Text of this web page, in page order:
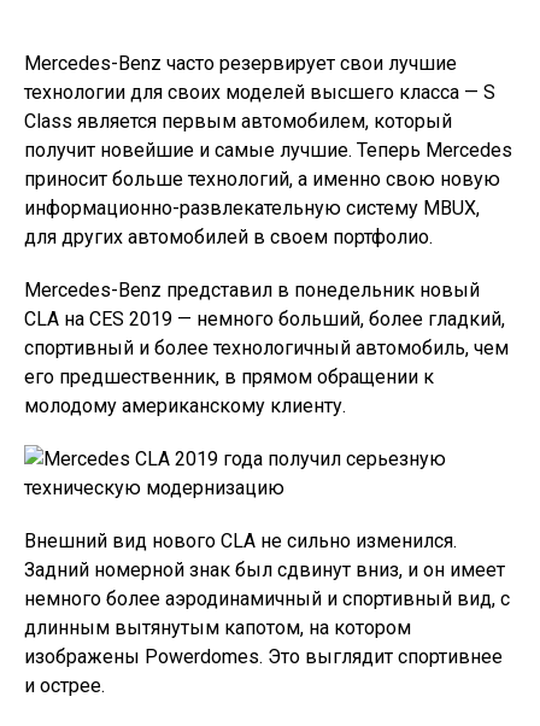
Mercedes-Benz часто резервирует свои лучшие
технологии для своих моделей высшего класса — S
Class является первым автомобилем, который
получит новейшие и самые лучшие. Теперь Mercedes
приносит больше технологий, а именно свою новую
информационно-развлекательную систему MBUX,
для других автомобилей в своем портфолио.
Mercedes-Benz представил в понедельник новый
CLA на CES 2019 — немного больший, более гладкий,
спортивный и более технологичный автомобиль, чем
его предшественник, в прямом обращении к
молодому американскому клиенту.
Внешний вид нового CLA не сильно изменился.
Задний номерной знак был сдвинут вниз, и он имеет
немного более аэродинамичный и спортивный вид, с
длинным вытянутым капотом, на котором
изображены Powerdomes. Это выглядит спортивнее
и острее.